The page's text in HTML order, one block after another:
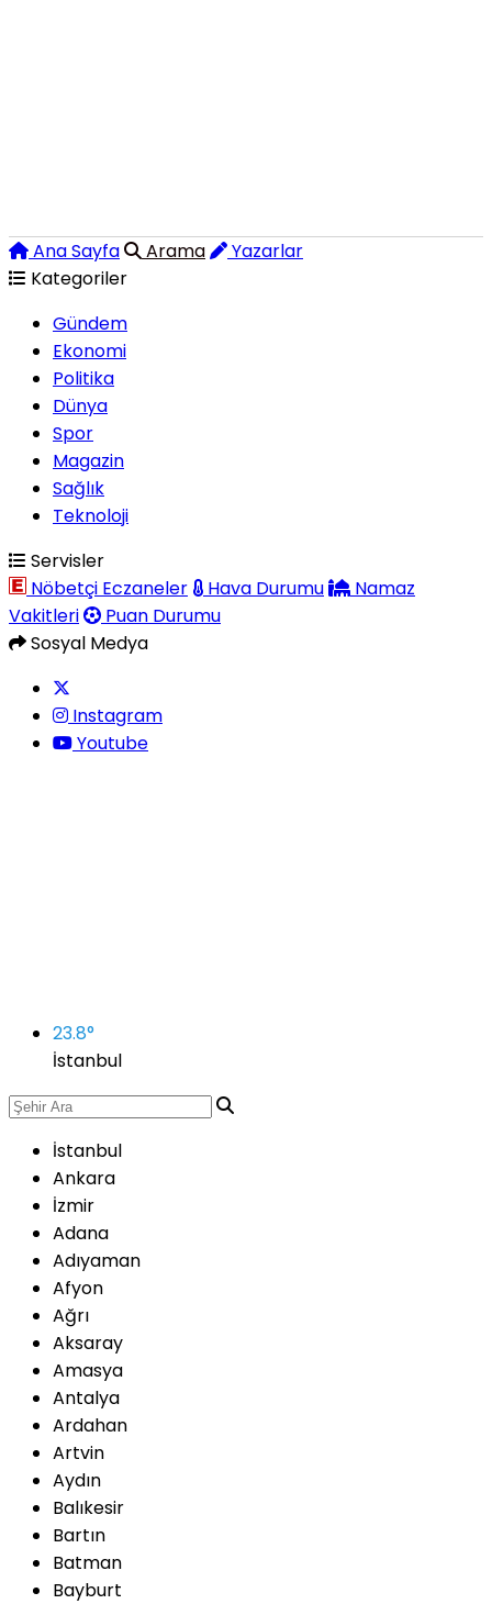
Ana Sayfa Arama
Yazarlar
Kategoriler
Gündem
Ekonomi
Politika
Dünya
Spor
Magazin
Sağlık
Teknoloji
Servisler
Nöbetçi Eczaneler
Hava Durumu
Namaz
Vakitleri
Puan Durumu
Sosyal Medya
Instagram
Youtube
23.8°
İstanbul
İstanbul
Ankara
İzmir
Adana
Adıyaman
Afyon
Ağrı
Aksaray
Amasya
Antalya
Ardahan
Artvin
Aydın
Balıkesir
Bartın
Batman
Bayburt